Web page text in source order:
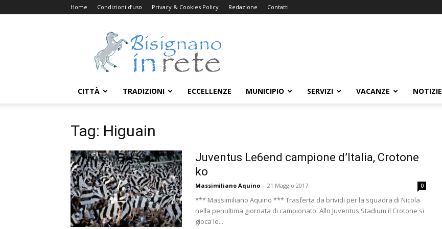
Home Condizioni d’uso Privacy & Cookies Policy Redazione Contatti
Bisignanoinrete.com
CITTÀ TRADIZIONI ECCELLENZE MUNICIPIO SERVIZI VACANZE NOTIZIE
Tag: Higuain
Juventus Le6end campione d’Italia, Crotone
ko
Massimiliano Aquino - 21 Maggio 2017 0
*** Massimiliano Aquino *** Trasferta da brividi per la squadra di Nicola
nella penultima giornata di campionato. Allo Juventus Stadium il Crotone si
gioca le...